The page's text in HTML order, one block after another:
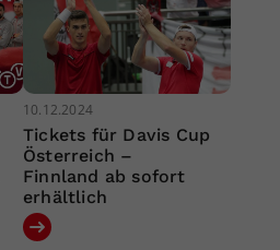
10.12.2024
Tickets für Davis Cup
Österreich –
Finnland ab sofort
erhältlich